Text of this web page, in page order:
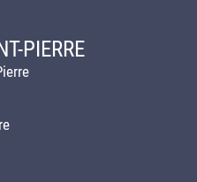
PIERRE